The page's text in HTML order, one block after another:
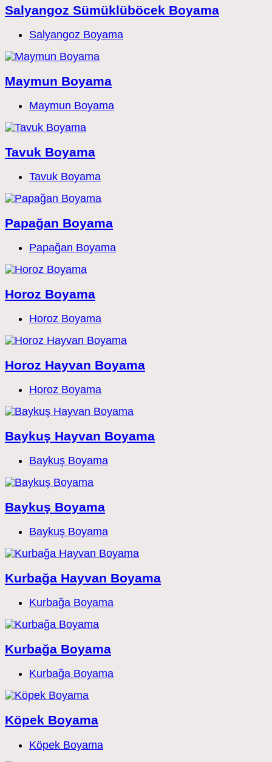
Salyangoz Sümüklüböcek Boyama
Post
category:
Salyangoz Boyama
Maymun Boyama
Post
category:
Maymun Boyama
Tavuk Boyama
Post
Tavuk Boyama
Papağan Boyama
Post
category:
Papağan Boyama
Horoz Boyama
Post
Horoz Boyama
Horoz Hayvan Boyama
Post
Horoz Boyama
Baykuş Hayvan Boyama
Post
Baykuş Boyama
Baykuş Boyama
Post
Baykuş Boyama
Kurbağa Hayvan Boyama
Post
Kurbağa Boyama
Kurbağa Boyama
Post
Kurbağa Boyama
Köpek Boyama
Post
category:
Köpek Boyama